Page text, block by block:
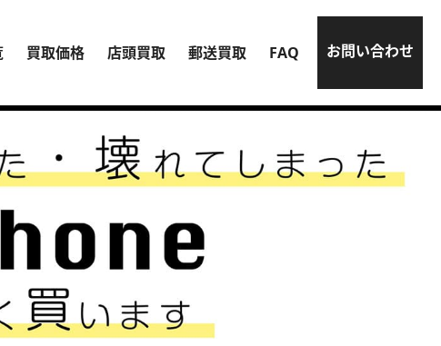
買取価格 店頭買取 郵送買取 FAQ お問い合わせ